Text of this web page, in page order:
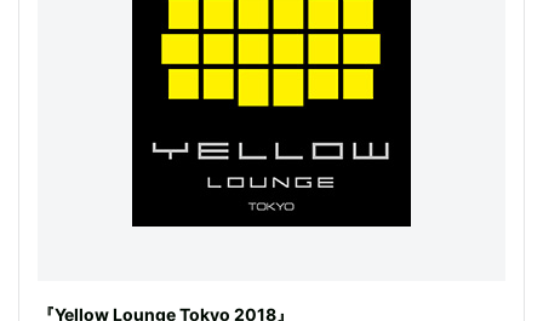
『Yellow Lounge Tokyo 2018』